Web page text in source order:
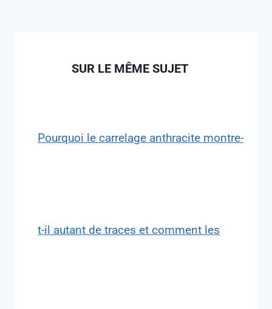
SUR LE MÊME SUJET
Pourquoi le carrelage anthracite montre-
t-il autant de traces et comment les